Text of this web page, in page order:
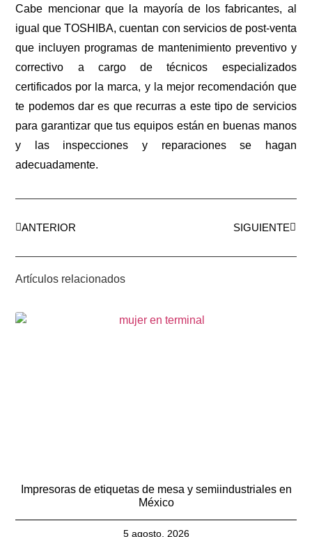
Cabe mencionar que la mayoría de los fabricantes, al
igual que TOSHIBA, cuentan con servicios de post-venta
que incluyen programas de mantenimiento preventivo y
correctivo a cargo de técnicos especializados
certificados por la marca, y la mejor recomendación que
te podemos dar es que recurras a este tipo de servicios
para garantizar que tus equipos están en buenas manos
y las inspecciones y reparaciones se hagan
adecuadamente.
ANTERIOR SIGUIENTE
Artículos relacionados
Impresoras de etiquetas de mesa y semiindustriales en
México
5 agosto, 2026